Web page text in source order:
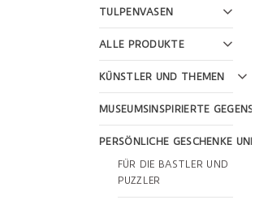
TULPENVASEN
ALLE PRODUKTE
KÜNSTLER UND THEMEN
MUSEUMSINSPIRIERTE
PERSÖNLICHE GESCHENKE UND
FÜR DIE BASTLER UND
PUZZLER